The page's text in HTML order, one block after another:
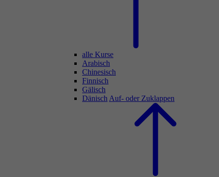
alle Kurse
Arabisch
Chinesisch
Finnisch
Gälisch
Dänisch Auf- oder Zuklappen